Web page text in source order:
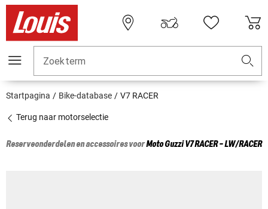
Zoekterm
Startpagina Bike-database V7 RACER
Terug naar motorselectie
Reserveonderdelen en accessoires voorMoto GuzziV7 RACER - LW/RACER